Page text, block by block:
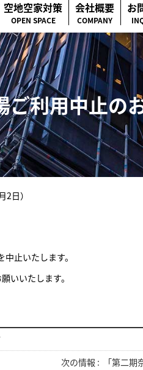
空地空家対策
OPEN SPACE
会社概要
COMPANY
お
ご利用中止の
日）
止いたします。
いいたします。
次の情報 :
「第二